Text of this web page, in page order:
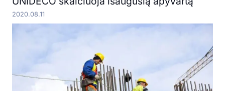
2020.08.11